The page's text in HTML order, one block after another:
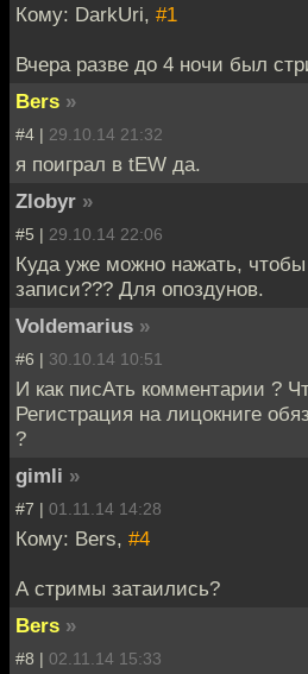
Кому: DarkUri, #1
Вчера разве до 4 ночи был
Bers »
#4 | 29.10.14 21:32
я поиграл в tEW да.
Zlobyr »
#5 | 29.10.14 22:06
Куда уже можно нажать,
записи??? Для опоздунов.
Voldemarius »
#6 | 30.10.14 10:51
И как писАть комментарии ?
Регистрация на лицокниге
?
gimli »
#7 | 01.11.14 14:28
Кому: Bers, #4
А стримы затаились?
Bers »
#8 | 02.11.14 15:33